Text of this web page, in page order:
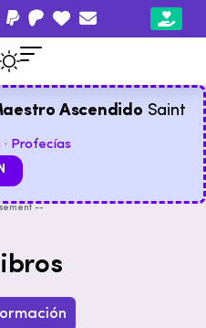
Ascendido Saint
· Profecías
--